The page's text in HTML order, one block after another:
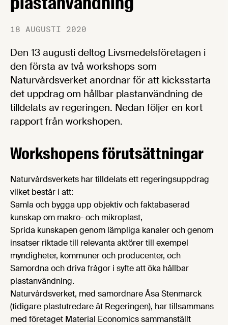
18 AUGUSTI 2020
Den 13 augusti deltog Livsmedelsföretagen i
den första av två workshops som
Naturvårdsverket anordnar för att kicksstarta
det uppdrag om hållbar plastanvändning de
tilldelats av regeringen. Nedan följer en kort
rapport från workshopen.
Workshopens förutsättningar
Naturvårdsverkets har tilldelats ett regeringsuppdrag
vilket består i att:
Samla och bygga upp objektiv och faktabaserad
kunskap om makro- och mikroplast,
Sprida kunskapen genom lämpliga kanaler och genom
insatser riktade till relevanta aktörer till exempel
myndigheter, kommuner och producenter, och
Samordna och driva frågor i syfte att öka hållbar
plastanvändning.
Naturvårdsverket, med samordnare Åsa Stenmarck
(tidigare plastutredare åt Regeringen), har tillsammans
med företaget Material Economics sammanställt